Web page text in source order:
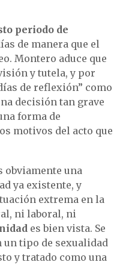
periodo de
de manera que el
Montero aduce que
y tutela, y por
de reflexión” como
decisión tan grave
forma de
motivos del acto que
obviamente una
ya existente, y
extrema en la
ni laboral, ni
es bien vista. Se
un tipo de sexualidad
y tratado como una